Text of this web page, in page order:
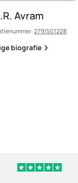
Avram
2791501228
biografie